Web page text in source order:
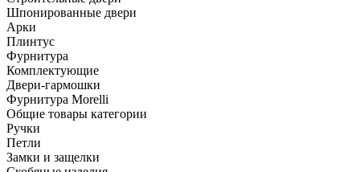
Шпонированные двери
Арки
Плинтус
Фурнитура
Комплектующие
Двери-гармошки
Фурнитура Morelli
Общие товары категории
Ручки
Петли
Замки и защелки